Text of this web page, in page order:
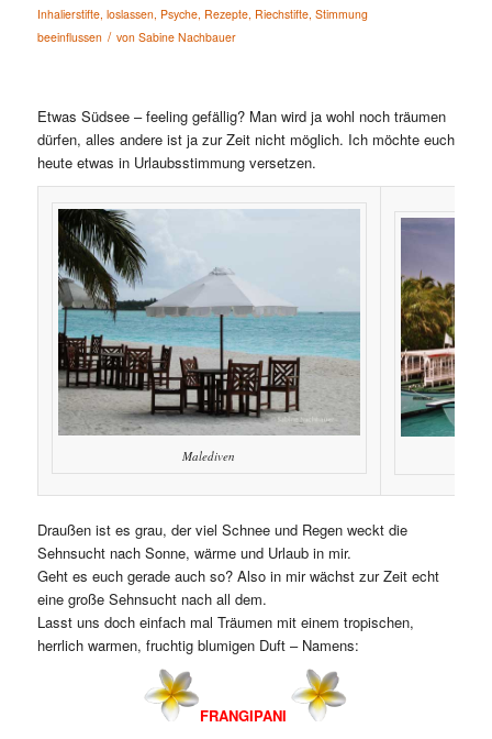
Inhalierstifte, loslassen, Psyche, Rezepte, Riechstifte, Stimmung
beeinflussen / von Sabine Nachbauer
Etwas Südsee – feeling gefällig? Man wird ja wohl noch träumen
dürfen, alles andere ist ja zur Zeit nicht möglich. Ich möchte euch
heute etwas in Urlaubsstimmung versetzen.
Malediven
Draußen ist es grau, der viel Schnee und Regen weckt die
Sehnsucht nach Sonne, wärme und Urlaub in mir.
Geht es euch gerade auch so? Also in mir wächst zur Zeit echt
eine große Sehnsucht nach all dem.
Lasst uns doch einfach mal Träumen mit einem tropischen,
herrlich warmen, fruchtig blumigen Duft – Namens:
FRANGIPANI